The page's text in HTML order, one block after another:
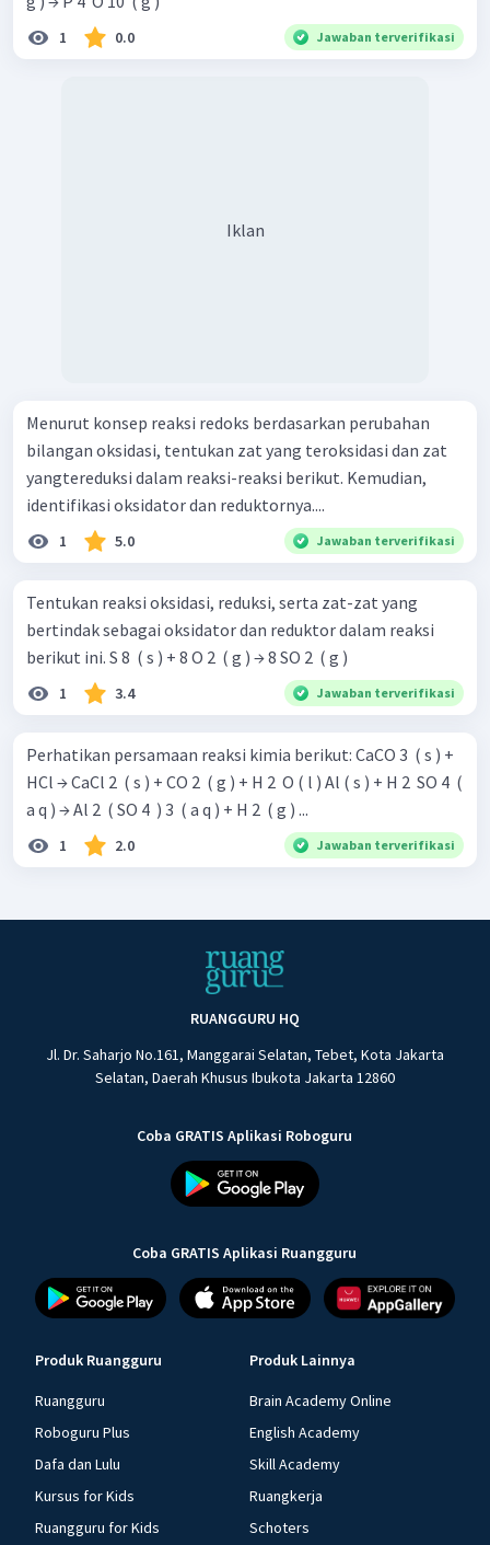
1 0.0 Jawaban terverifikasi
Iklan
Menurut konsep reaksi redoks berdasarkan perubahan
bilangan oksidasi, tentukan zat yang teroksidasi dan zat
yangtereduksi dalam reaksi-reaksi berikut. Kemudian,
identifikasi oksidator dan reduktornya....
1 5.0 Jawaban terverifikasi
Tentukan reaksi oksidasi, reduksi, serta zat-zat yang
bertindak sebagai oksidator dan reduktor dalam reaksi
berikut ini. S 8 ​ ( s ) + 8 O 2 ​ ( g ) → 8 SO 2 ​ ( g )
1 3.4 Jawaban terverifikasi
Perhatikan persamaan reaksi kimia berikut: CaCO 3 ​ ( s ) +
HCl → CaCl 2 ​ ( s ) + CO 2 ​ ( g ) + H 2 ​ O ( l ) Al ( s ) + H 2 ​ SO 4 ​ (
a q ) → Al 2 ​ ( SO 4 ​ ) 3 ​ ( a q ) + H 2 ​ ( g ) ...
1 2.0 Jawaban terverifikasi
RUANGGURU HQ
Jl. Dr. Saharjo No.161, Manggarai Selatan, Tebet, Kota Jakarta
Selatan, Daerah Khusus Ibukota Jakarta 12860
Coba GRATIS Aplikasi Roboguru
Coba GRATIS Aplikasi Ruangguru
Produk Ruangguru
Ruangguru
Roboguru Plus
Dafa dan Lulu
Kursus for Kids
Ruangguru for Kids
Produk Lainnya
Brain Academy Online
English Academy
Skill Academy
Ruangkerja
Schoters